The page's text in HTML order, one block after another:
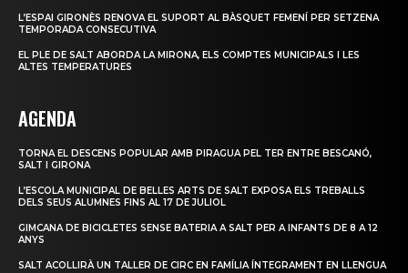
L’ESPAI GIRONÈS RENOVA EL SUPORT AL BÀSQUET FEMENÍ PER SETZENA
TEMPORADA CONSECUTIVA
EL PLE DE SALT ABORDA LA MIRONA, ELS COMPTES MUNICIPALS I LES
ALTES TEMPERATURES
AGENDA
TORNA EL DESCENS POPULAR AMB PIRAGUA PEL TER ENTRE BESCANÓ,
SALT I GIRONA
L’ESCOLA MUNICIPAL DE BELLES ARTS DE SALT EXPOSA ELS TREBALLS
DELS SEUS ALUMNES FINS AL 17 DE JULIOL
GIMCANA DE BICICLETES SENSE BATERIA A SALT PER A INFANTS DE 8 A 12
ANYS
SALT ACOLLIRÀ UN TALLER DE CIRC EN FAMÍLIA ÍNTEGRAMENT EN LLENGUA